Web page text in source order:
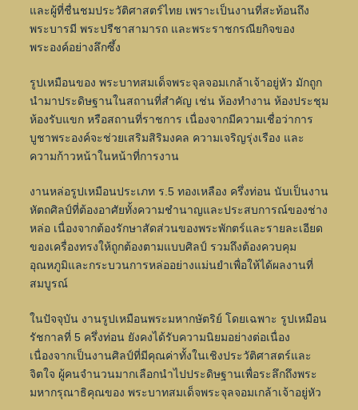
และผู้ที่ชื่นชมประวัติศาสตร์ไทย เพราะเป็นงานที่สะท้อนถึง
พระบารมี พระปรีชาสามารถ และพระราชกรณียกิจของ
พระองค์อย่างลึกซึ้ง
รูปเหมือนของ พระบาทสมเด็จพระจุลจอมเกล้าเจ้าอยู่หัว มักถูก
นำมาประดิษฐานในสถานที่สำคัญ เช่น ห้องทำงาน ห้องประชุม
ห้องรับแขก หรือสถานที่ราชการ เนื่องจากมีความเชื่อว่าการ
บูชาพระองค์จะช่วยเสริมสิริมงคล ความเจริญรุ่งเรือง และ
ความก้าวหน้าในหน้าที่การงาน
งานหล่อรูปเหมือนประเภท ร.5 ทองเหลือง ครึ่งท่อน นับเป็นงาน
หัตถศิลป์ที่ต้องอาศัยทั้งความชำนาญและประสบการณ์ของช่าง
หล่อ เนื่องจากต้องรักษาสัดส่วนของพระพักตร์และรายละเอียด
ของเครื่องทรงให้ถูกต้องตามแบบศิลป์ รวมถึงต้องควบคุม
อุณหภูมิและกระบวนการหล่ออย่างแม่นยำเพื่อให้ได้ผลงานที่
สมบูรณ์
ในปัจจุบัน งานรูปเหมือนพระมหากษัตริย์ โดยเฉพาะ รูปเหมือน
รัชกาลที่ 5 ครึ่งท่อน ยังคงได้รับความนิยมอย่างต่อเนื่อง
เนื่องจากเป็นงานศิลป์ที่มีคุณค่าทั้งในเชิงประวัติศาสตร์และ
จิตใจ ผู้คนจำนวนมากเลือกนำไปประดิษฐานเพื่อระลึกถึงพระ
มหากรุณาธิคุณของ พระบาทสมเด็จพระจุลจอมเกล้าเจ้าอยู่หัว